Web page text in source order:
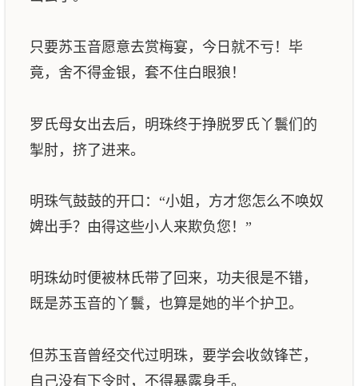
只要苏玉音愿意去赏梅宴，今日就不亏！毕
竟，舍不得金银，套不住白眼狼！
罗氏母女出去后，明珠终于挣脱罗氏丫鬟们的
掣肘，挤了进来。
明珠气鼓鼓的开口：“小姐，方才您怎么不唤奴
婢出手？由得这些小人来欺负您！”
明珠幼时便被林氏带了回来，功夫很是不错，
既是苏玉音的丫鬟，也算是她的半个护卫。
但苏玉音曾经交代过明珠，要学会收敛锋芒，
自己没有下令时，不得暴露身手。